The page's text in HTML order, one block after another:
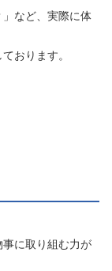
」など、実際に体
おります。
に取り組む力が